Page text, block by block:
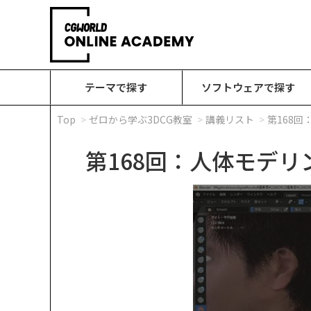
テーマで探す ソフトウェアで探す
Top ゼロから学ぶ3DCG教室 講義リスト 第168回
第168回：人体モデ